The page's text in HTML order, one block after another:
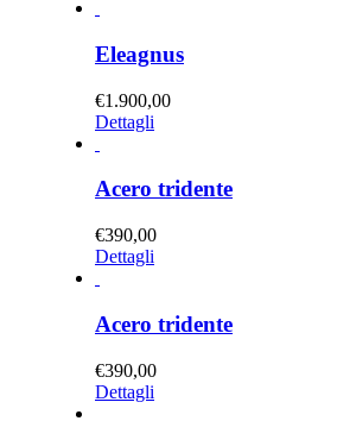
Eleagnus
€1.900,00
Dettagli
Acero tridente
€390,00
Dettagli
Acero tridente
€390,00
Dettagli